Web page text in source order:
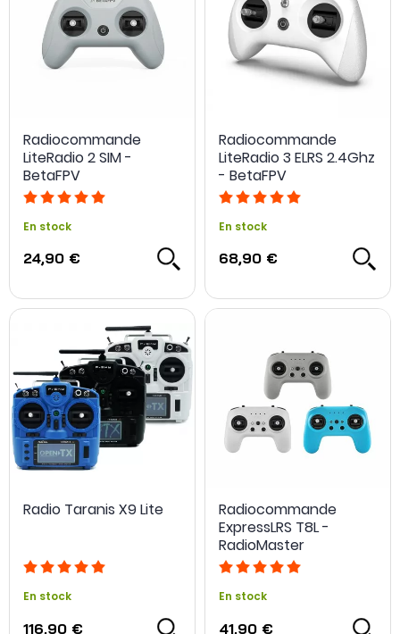
Radiocommande
LiteRadio 2 SIM -
BetaFPV
En stock
24,90 €
Radiocommande
LiteRadio 3 ELRS 2.4Ghz
- BetaFPV
En stock
68,90 €
Radio Taranis X9 Lite
En stock
116,90 €
Radiocommande
ExpressLRS T8L -
RadioMaster
En stock
41,90 €